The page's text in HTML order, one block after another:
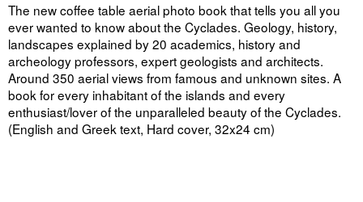
The new coffee table aerial photo book that tells you all you
ever wanted to know about the Cyclades. Geology, history,
landscapes explained by 20 academics, history and
archeology professors, expert geologists and architects.
Around 350 aerial views from famous and unknown sites. A
book for every inhabitant of the islands and every
enthusiast/lover of the unparalleled beauty of the Cyclades.
(English and Greek text, Hard cover, 32x24 cm)